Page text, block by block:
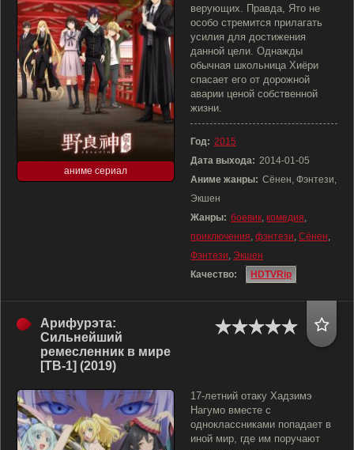
аниме сериал
верующих. Правда, Ято не
особо стремится прилагать
усилия для достижения
данной цели. Однажды
обычная школьница Хиёри
спасает его от дорожной
аварии ценой собственной
жизни.
Год: 2015
Дата выхода: 2014-01-05
Аниме жанры: Сёнен, Фэнтези,
Экшен
Жанры: боевик, комедия,
приключения, фэнтези, Сёнен,
Фэнтези, Экшен
Качество:
HDTVRip
Арифурэта:
Сильнейший
ремесленник в мире
[ТВ-1] (2019)
17-летний отаку Хадзимэ
Нагумо вместе с
одноклассниками попадает в
иной мир, где им поручают